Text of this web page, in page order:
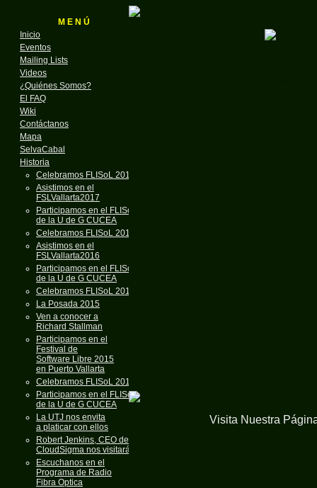
M E N Ú
Inicio
Eventos
Mailing Lists
Videos
¿Quiénes Somos?
El FAQ
Wiki
Contáctanos
Mapa
SelvaCabal
Historia
Celebramos FLISoL 2018
Asistimos en el
FSLVallarta2017
Participamos en el FLISoL
de la U de G CUCEA
Celebramos FLISoL 2017
Asistimos en el
FSLVallarta2016
Participamos en el FLISoL
de la U de G CUCEA
Celebramos FLISoL 2016
La Posada 2015
Ven a conocer a
Richard Stallman
Participamos en el
Festival de
Software Libre 2015
en Puerto Vallarta
Celebramos FLISoL 2015
Participamos en el FLISoL
de la U de G CUCEA
La UTJ nos envita
a platicar con ellos
Robert Jenkins, CEO de
CloudSigma nos visitará
Escuchanos en el
Programa de Radio
Fibra Optica
Visita Nuestra